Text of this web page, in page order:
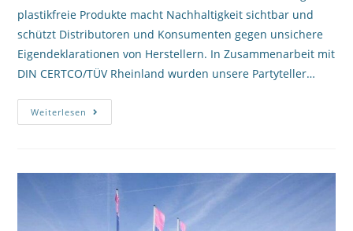
plastikfreie Produkte macht Nachhaltigkeit sichtbar und
schützt Distributoren und Konsumenten gegen unsichere
Eigendeklarationen von Herstellern. In Zusammenarbeit mit
DIN CERTCO/TÜV Rheinland wurden unsere Partyteller…
Weiterlesen